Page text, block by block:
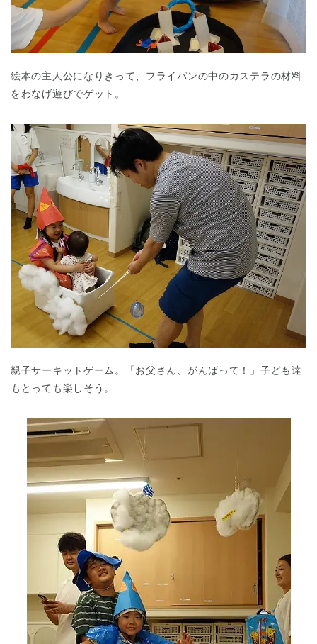
絵本の主人公になりきって、フライパンの中のカステラの材料
をわなげ遊びでゲット。
親子サーキットゲーム。「お父さん、がんばって！」子ども達
もとっても楽しそう。